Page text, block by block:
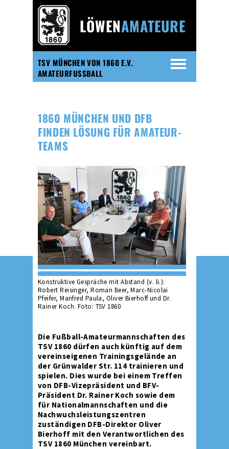
TSV MÜNCHEN VON 1860 E.V.
AMATEURFUSSBALL
LÖWENAMATEURE
1860 MÜNCHEN UND DFB
FINDEN LÖSUNG FÜR AMATEUR-
TEAMS
Konstruktive Gespräche mit Abstand (v. li.):
Robert Reisinger, Roman Beer, Marc-Nicolai
Pfeifer, Manfred Paula, Oliver Bierhoff und Dr.
Rainer Koch. Foto: TSV 1860
Die Fußball-Amateurmannschaften des
TSV 1860 dürfen auch künftig auf dem
vereinseigenen Trainingsgelände an
der Grünwalder Str. 114 trainieren und
spielen. Dies wurde bei einem Treffen
von DFB-Vizepräsident und BFV-
Präsident Dr. Rainer Koch sowie dem
für Nationalmannschaften und die
Nachwuchsleistungszentren
zuständigen DFB-Direktor Oliver
Bierhoff mit den Verantwortlichen des
TSV 1860 München vereinbart.